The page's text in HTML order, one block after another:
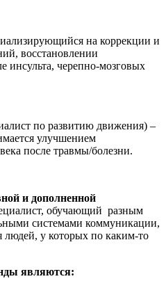
на коррекции и
восстановлении
инсульта, черепно-мозговых
по развитию движения) –
улучшением
после травмы/болезни.
и дополненной
обучающий разным
системами коммуникации,
людей, у которых по каким-то
являются: